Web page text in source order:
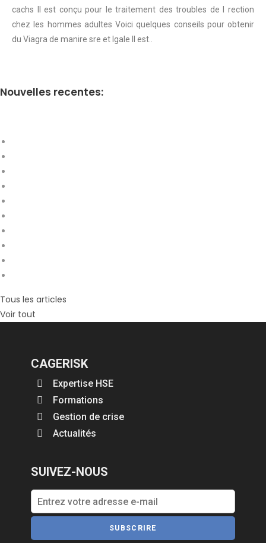
cachs Il est conçu pour le traitement des troubles de l rection
chez les hommes adultes Voici quelques conseils pour obtenir
du Viagra de manire sre et lgale Il est..
Nouvelles recentes:
Tous les articles
Voir tout
CAGERISK
Expertise HSE
Formations
Gestion de crise
Actualités
SUIVEZ-NOUS
SUBSCRIRE